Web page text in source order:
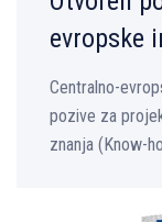
evropske
Centralno-
pozive za
znanja (Know-